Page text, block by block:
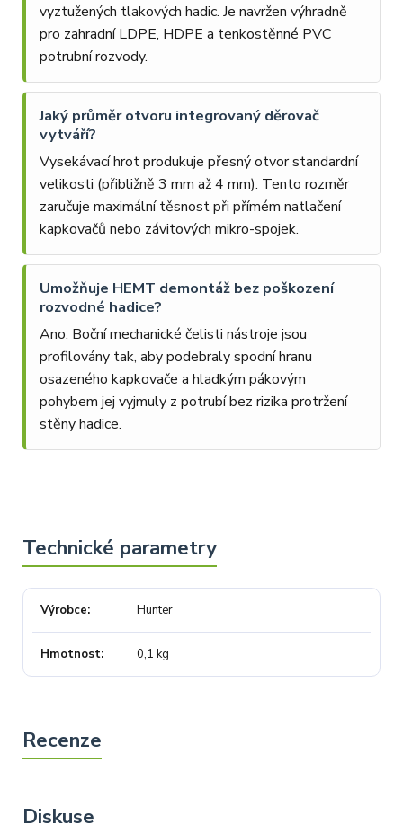
vyztužených tlakových hadic. Je navržen výhradně
pro zahradní LDPE, HDPE a tenkostěnné PVC
potrubní rozvody.
Jaký průměr otvoru integrovaný děrovač
vytváří?
Vysekávací hrot produkuje přesný otvor standardní
velikosti (přibližně 3 mm až 4 mm). Tento rozměr
zaručuje maximální těsnost při přímém natlačení
kapkovačů nebo závitových mikro-spojek.
Umožňuje HEMT demontáž bez poškození
rozvodné hadice?
Ano. Boční mechanické čelisti nástroje jsou
profilovány tak, aby podebraly spodní hranu
osazeného kapkovače a hladkým pákovým
pohybem jej vyjmuly z potrubí bez rizika protržení
stěny hadice.
Výrobce Hunter
Hmotnost 0,1 kg